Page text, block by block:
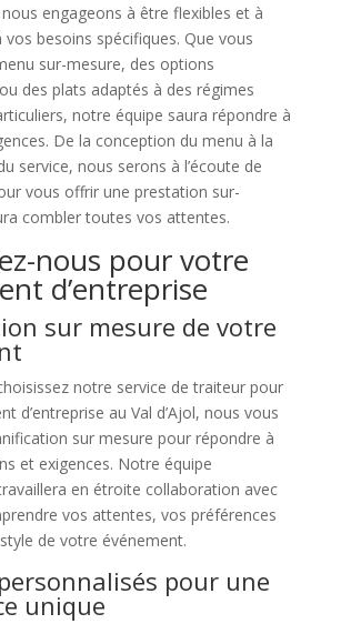
engageons à être flexibles et à
besoins spécifiques. Que vous
sur-mesure, des options
des plats adaptés à des régimes
notre équipe saura répondre à
De la conception du menu à la
service, nous serons à l’écoute de
vous offrir une prestation sur-
combler toutes vos attentes.
nous pour votre
d’entreprise
sur mesure de votre
notre service de traiteur pour
d’entreprise au Val d’Ajol, nous vous
sur mesure pour répondre à
et exigences. Notre équipe
en étroite collaboration avec
vos attentes, vos préférences
de votre événement.
pour une
unique